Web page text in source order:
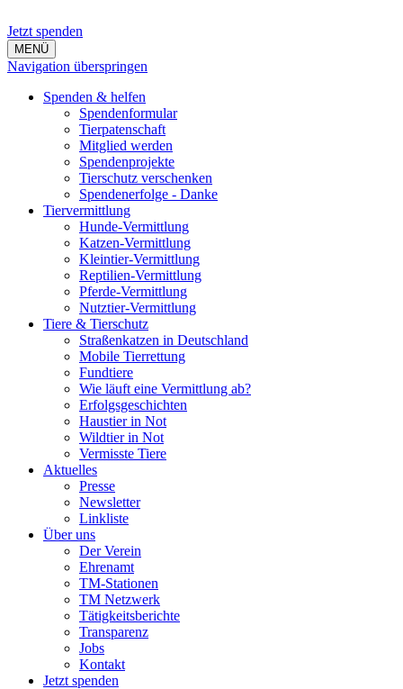
Jetzt spenden
MENÜ
Navigation überspringen
Spenden & helfen
Spendenformular
Tierpatenschaft
Mitglied werden
Spendenprojekte
Tierschutz verschenken
Spendenerfolge - Danke
Tiervermittlung
Hunde-Vermittlung
Katzen-Vermittlung
Kleintier-Vermittlung
Reptilien-Vermittlung
Pferde-Vermittlung
Nutztier-Vermittlung
Tiere & Tierschutz
Straßenkatzen in Deutschland
Mobile Tierrettung
Fundtiere
Wie läuft eine Vermittlung ab?
Erfolgsgeschichten
Haustier in Not
Wildtier in Not
Vermisste Tiere
Aktuelles
Presse
Newsletter
Linkliste
Über uns
Der Verein
Ehrenamt
TM-Stationen
TM Netzwerk
Tätigkeitsberichte
Transparenz
Jobs
Kontakt
Jetzt spenden